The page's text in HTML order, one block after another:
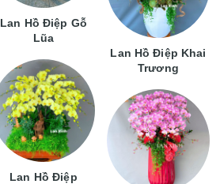
Lan Hồ Điệp Gỗ
Lũa
Lan Hồ Điệp
Lan Hồ Điệp Khai
Trương